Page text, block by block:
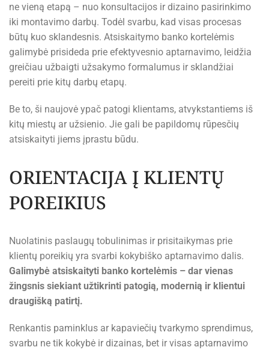
ne vieną etapą – nuo konsultacijos ir dizaino pasirinkimo
iki montavimo darbų. Todėl svarbu, kad visas procesas
būtų kuo sklandesnis. Atsiskaitymo banko kortelėmis
galimybė prisideda prie efektyvesnio aptarnavimo, leidžia
greičiau užbaigti užsakymo formalumus ir sklandžiai
pereiti prie kitų darbų etapų.
Be to, ši naujovė ypač patogi klientams, atvykstantiems iš
kitų miestų ar užsienio. Jie gali be papildomų rūpesčių
atsiskaityti jiems įprastu būdu.
ORIENTACIJA Į KLIENTŲ
POREIKIUS
Nuolatinis paslaugų tobulinimas ir prisitaikymas prie
klientų poreikių yra svarbi kokybiško aptarnavimo dalis.
Galimybė atsiskaityti banko kortelėmis – dar vienas
žingsnis siekiant užtikrinti patogią, modernią ir klientui
draugišką patirtį.
Renkantis paminklus ar kapaviečių tvarkymo sprendimus,
svarbu ne tik kokybė ir dizainas, bet ir visas aptarnavimo